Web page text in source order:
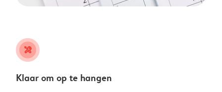
tools
Klaar om op te hangen